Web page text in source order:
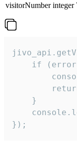
visitorNumber integer
if
    }
});